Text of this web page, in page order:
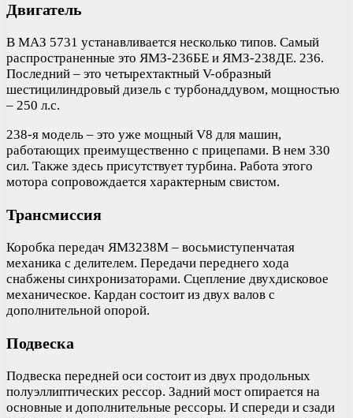
Двигатель
В МАЗ 5731 устанавливается несколько типов. Самый
распространенные это ЯМЗ-236БЕ и ЯМЗ-238ДЕ. 236.
Последний – это четырехтактный V-образный
шестицилиндровый дизель с турбонаддувом, мощностью
– 250 л.с.
238-я модель – это уже мощный V8 для машин,
работающих преимущественно с прицепами. В нем 330
сил. Также здесь присутствует турбина. Работа этого
мотора сопровождается характерным свистом.
Трансмиссия
Коробка передач ЯМЗ238М – восьмиступенчатая
механика с делителем. Передачи переднего хода
снабжены синхронизаторами. Сцепление двухдисковое
механическое. Кардан состоит из двух валов с
дополнительной опорой.
Подвеска
Подвеска передней оси состоит из двух продольных
полуэллиптических рессор. Задний мост опирается на
основные и дополнительные рессоры. И спереди и сзади